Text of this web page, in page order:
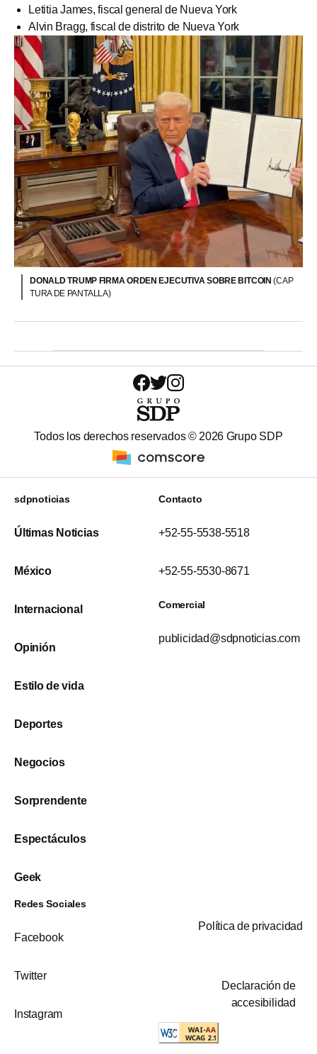
Letitia James, fiscal general de Nueva York
Alvin Bragg, fiscal de distrito de Nueva York
DONALD TRUMP FIRMA ORDEN EJECUTIVA SOBRE BITCOIN(CAP
TURA DE PANTALLA)
Todos los derechos reservados © 2026 Grupo SDP
sdpnoticias
Últimas Noticias
México
Internacional
Opinión
Estilo de vida
Deportes
Negocios
Sorprendente
Espectáculos
Geek
Contacto
+52-55-5538-5518
+52-55-5530-8671
Comercial
publicidad@sdpnoticias.com
Redes Sociales
Facebook
Twitter
Instagram
Política de privacidad
Declaración de
accesibilidad